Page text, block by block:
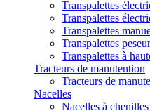
Transpalettes
Transpalettes
Transpalettes
Transpalettes
Transpalettes à
Tracteurs de manutention
Tracteurs de
Nacelles
Nacelles à chenilles